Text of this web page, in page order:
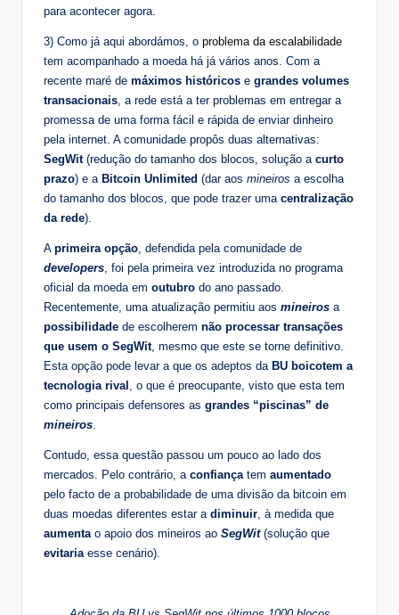
para acontecer agora.
3) Como já aqui abordámos, o problema da escalabilidade
tem acompanhado a moeda há já vários anos. Com a
recente maré de máximos históricos e grandes volumes
transacionais, a rede está a ter problemas em entregar a
promessa de uma forma fácil e rápida de enviar dinheiro
pela internet. A comunidade propôs duas alternativas:
SegWit(redução do tamanho dos blocos, solução a curto
prazo) e a Bitcoin Unlimited (dar aos mineiros a escolha
do tamanho dos blocos, que pode trazer uma centralização
da rede).
A primeira opção, defendida pela comunidade de
developers, foi pela primeira vez introduzida no programa
oficial da moeda em outubro do ano passado.
Recentemente, uma atualização permitiu aos mineiros a
possibilidade de escolherem não processar transações
que usem o SegWit, mesmo que este se torne definitivo.
Esta opção pode levar a que os adeptos da BU boicotem a
tecnologia rival , o que é preocupante, visto que esta tem
como principais defensores as grandes “piscinas” de
mineiros.
Contudo, essa questão passou um pouco ao lado dos
mercados. Pelo contrário, a confiançatem aumentado
pelo facto de a probabilidade de uma divisão da bitcoin em
duas moedas diferentes estar a diminuir, à medida que
aumentao apoio dos mineiros ao SegWit (solução que
evitariaesse cenário).